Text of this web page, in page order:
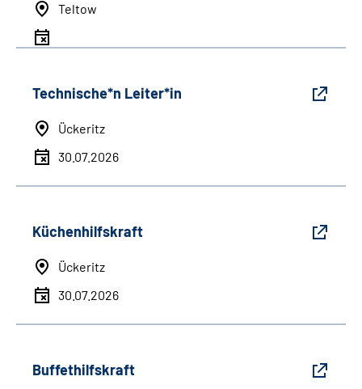
Teltow
Technische*n Leiter*in
Ückeritz
30.07.2026
Küchenhilfskraft
Ückeritz
30.07.2026
Buffethilfskraft